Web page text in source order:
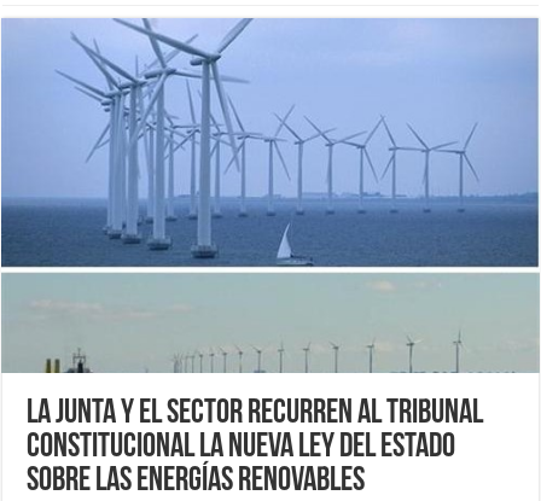
La Junta y el sector recurren al Tribunal
Constitucional la nueva Ley del Estado
sobre las energías renovables